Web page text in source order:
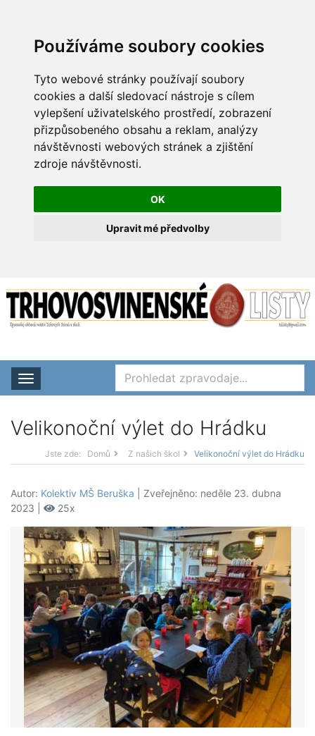
Používáme soubory cookies
Tyto webové stránky používají soubory
cookies a další sledovací nástroje s cílem
vylepšení uživatelského prostředí, zobrazení
přizpůsobeného obsahu a reklam, analýzy
návštěvnosti webových stránek a zjištění
zdroje návštěvnosti.
OK
Upravit mé předvolby
Rozbalit nabídku
Velikonoční výlet do Hrádku
Jste zde: Domů Z našich škol Velikonoční výlet do Hrádku
Autor: Kolektiv MŠ Beruška | Zveřejněno: neděle 23. dubna
2023 |
25x